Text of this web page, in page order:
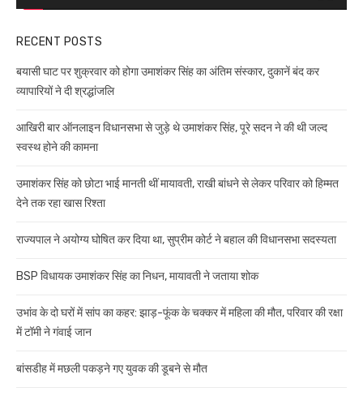
RECENT POSTS
बयासी घाट पर शुक्रवार को होगा उमाशंकर सिंह का अंतिम संस्कार, दुकानें बंद कर
व्यापारियों ने दी श्रद्धांजलि
आखिरी बार ऑनलाइन विधानसभा से जुड़े थे उमाशंकर सिंह, पूरे सदन ने की थी जल्द
स्वस्थ होने की कामना
उमाशंकर सिंह को छोटा भाई मानती थीं मायावती, राखी बांधने से लेकर परिवार को हिम्मत
देने तक रहा खास रिश्ता
राज्यपाल ने अयोग्य घोषित कर दिया था, सुप्रीम कोर्ट ने बहाल की विधानसभा सदस्यता
BSP विधायक उमाशंकर सिंह का निधन, मायावती ने जताया शोक
उभांव के दो घरों में सांप का कहर: झाड़-फूंक के चक्कर में महिला की मौत, परिवार की रक्षा
में टॉमी ने गंवाई जान
बांसडीह में मछली पकड़ने गए युवक की डूबने से मौत